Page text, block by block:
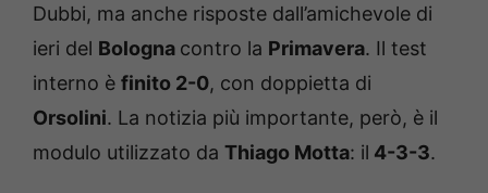
Dubbi, ma anche risposte dall’amichevole di
ieri del Bologna contro la Primavera. Il test
interno è finito 2-0, con doppietta di
Orsolini. La notizia più importante, però, è il
modulo utilizzato da Thiago Motta: il 4-3-3.